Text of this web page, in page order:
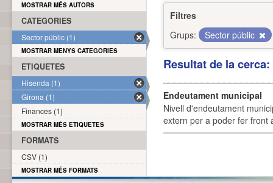
Filtres
Grups:
Sector públic
Resultat de la
Endeutament municipal
Nivell d'endeutament
extern per a poder fer front
MOSTRAR MÉS AUTORS
CATEGORIES
Sector públic (1)
MOSTRAR MENYS CATEGORIES
ETIQUETES
Hisenda (1)
Girona (1)
Finances (1)
MOSTRAR MÉS ETIQUETES
FORMATS
CSV (1)
MOSTRAR MÉS FORMATS